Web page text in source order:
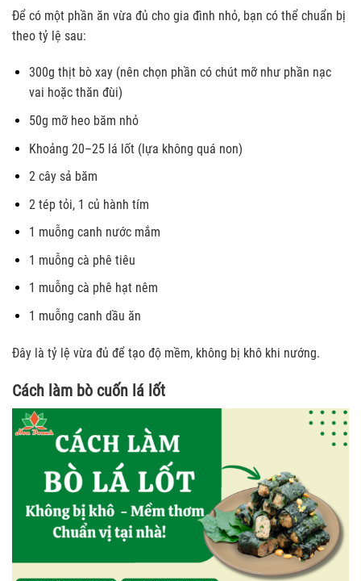
Để có một phần ăn vừa đủ cho gia đình nhỏ, bạn có thể chuẩn bị
theo tỷ lệ sau:
300g thịt bò xay (nên chọn phần có chút mỡ như phần nạc
vai hoặc thăn đùi)
50g mỡ heo băm nhỏ
Khoảng 20–25 lá lốt (lựa không quá non)
2 cây sả băm
2 tép tỏi, 1 củ hành tím
1 muỗng canh nước mắm
1 muỗng cà phê tiêu
1 muỗng cà phê hạt nêm
1 muỗng canh dầu ăn
Đây là tỷ lệ vừa đủ để tạo độ mềm, không bị khô khi nướng.
Cách làm bò cuốn lá lốt